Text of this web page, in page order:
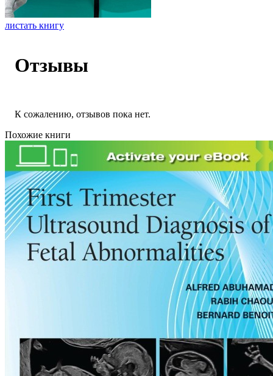
листать книгу
Отзывы
К сожалению, отзывов пока нет.
Похожие книги